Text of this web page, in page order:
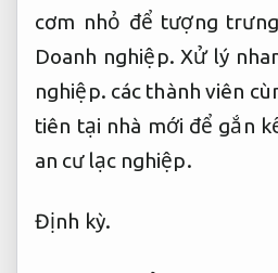
cơm nhỏ để tượng
Doanh nghiệp. Xử lý
nghiệp. các thành viên
tiên tại nhà mới để gắn
an cư lạc nghiệp.
Định kỳ.